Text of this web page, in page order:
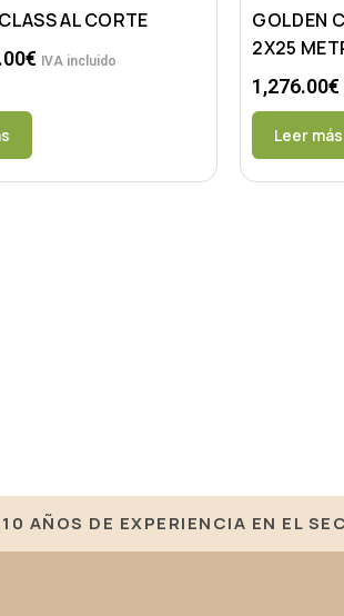
AL CORTE
€ IVA incluido
GOLDEN
2X25
1,276.00€
Leer más
AÑOS DE EXPERIENCIA EN EL